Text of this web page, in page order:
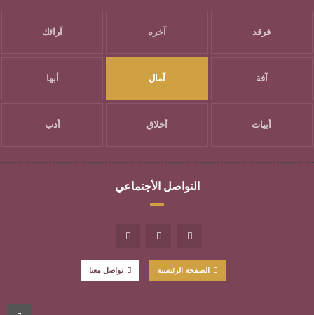
فرقد آخره آرائك
آفة آمال أبها
أبيات أخلاق أدب
التواصل الأجتماعي
الصفحة الرئيسية تواصل معنا